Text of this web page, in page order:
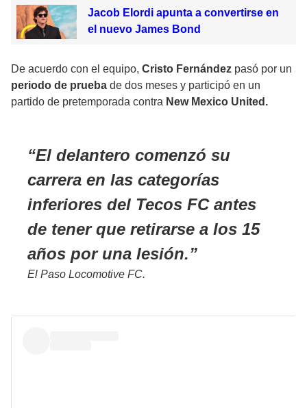
Jacob Elordi apunta a convertirse en
el nuevo James Bond
De acuerdo con el equipo, Cristo Fernández pasó por un
periodo de prueba de dos meses y participó en un
partido de pretemporada contra New Mexico United.
El delantero comenzó su
carrera en las categorías
inferiores del Tecos FC antes
de tener que retirarse a los 15
años por una lesión.
El Paso Locomotive FC.